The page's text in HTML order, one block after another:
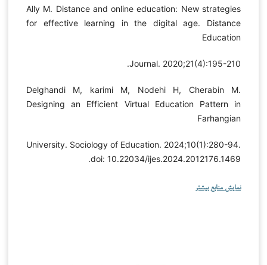
Ally M. Distance and online education: New strategies
for effective learning in the digital age. Distance
Education
Journal. 2020;21(4):195-210.
Delghandi M, karimi M, Nodehi H, Cherabin M.
Designing an Efficient Virtual Education Pattern in
Farhangian
University. Sociology of Education. 2024;10(1):280-94.
doi: 10.22034/ijes.2024.2012176.1469.
نمایش منابع بیشتر